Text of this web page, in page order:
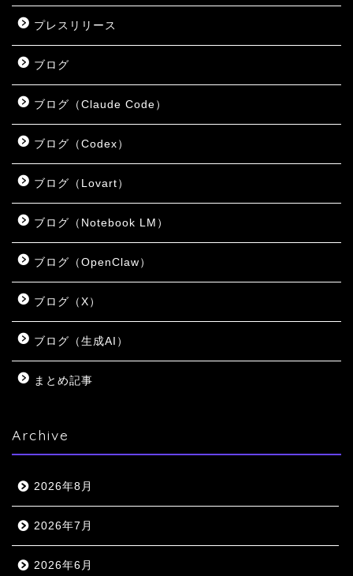
プレスリリース
ブログ
ブログ（Claude Code）
ブログ（Codex）
ブログ（Lovart）
ブログ（Notebook LM）
ブログ（OpenClaw）
ブログ（X）
ブログ（生成AI）
まとめ記事
Archive
2026年8月
2026年7月
2026年6月